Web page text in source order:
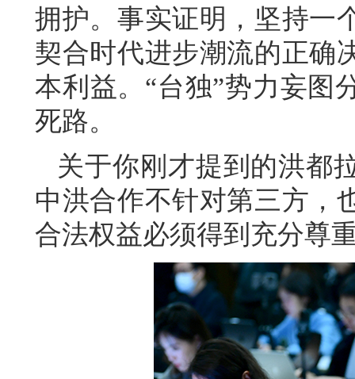
拥护。事实证明，坚持一
契合时代进步潮流的正确
本利益。“台独”势力妄图
死路。
关于你刚才提到的洪都
中洪合作不针对第三方，
合法权益必须得到充分尊